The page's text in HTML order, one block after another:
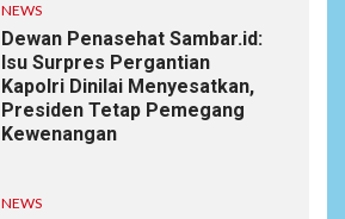
NEWS
Dewan Penasehat Sambar.id:
Isu Surpres Pergantian
Kapolri Dinilai Menyesatkan,
Presiden Tetap Pemegang
Kewenangan
NEWS